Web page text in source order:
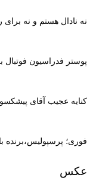
نه نادال هستم و نه برای
پوستر فدراسیون فوتبال
کنایه عجیب آقای
فوری؛ پرسپولیس،‌برنده
عکس